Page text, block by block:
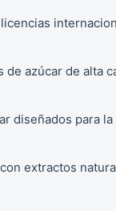
azúcar de alta
diseñados para
extractos